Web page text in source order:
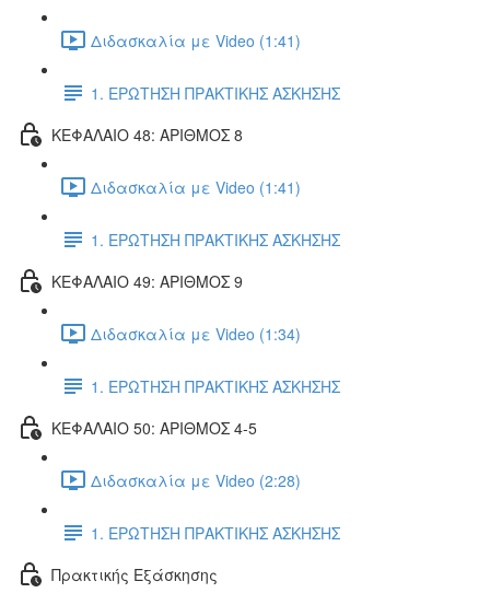
Διδασκαλία με Video (1:41)
1. ΕΡΩΤΗΣΗ ΠΡΑΚΤΙΚΗΣ ΑΣΚΗΣΗΣ
ΚΕΦΑΛΑΙΟ 48: ΑΡΙΘΜΟΣ 8
Διδασκαλία με Video (1:41)
1. ΕΡΩΤΗΣΗ ΠΡΑΚΤΙΚΗΣ ΑΣΚΗΣΗΣ
ΚΕΦΑΛΑΙΟ 49: ΑΡΙΘΜΟΣ 9
Διδασκαλία με Video (1:34)
1. ΕΡΩΤΗΣΗ ΠΡΑΚΤΙΚΗΣ ΑΣΚΗΣΗΣ
ΚΕΦΑΛΑΙΟ 50: ΑΡΙΘΜΟΣ 4-5
Διδασκαλία με Video (2:28)
1. ΕΡΩΤΗΣΗ ΠΡΑΚΤΙΚΗΣ ΑΣΚΗΣΗΣ
Πρακτικής Εξάσκησης